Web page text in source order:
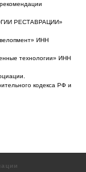
РЕСТАВРАЦИИ»
ИНН
технологии» ИНН
кодекса РФ и